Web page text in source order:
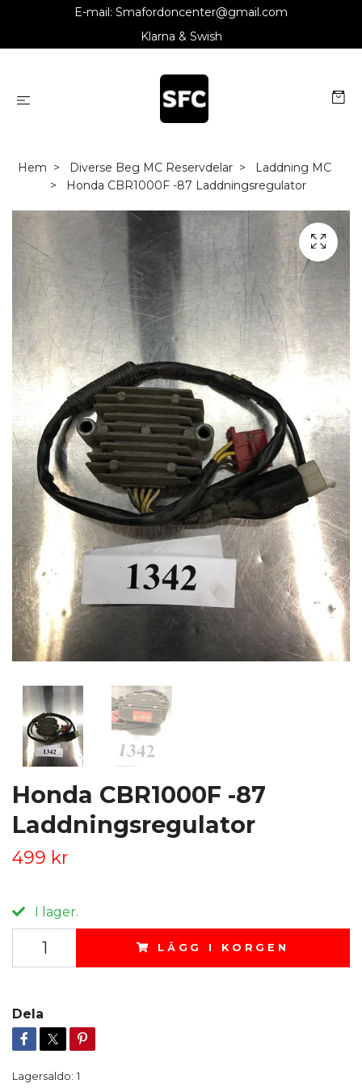
E-mail: Smafordoncenter@gmail.com
Klarna & Swish
Hem Diverse Beg MC Reservdelar
Laddning MC
Honda CBR1000F -87 Laddningsregulator
Honda CBR1000F -87
Laddningsregulator
499 kr
I lager.
LÄGG I KORGEN
Dela
Lagersaldo: 1